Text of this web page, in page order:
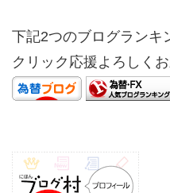
下記2つのブログランキ
クリック応援よろしく